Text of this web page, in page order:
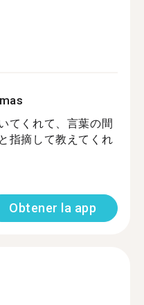
てくれて、言葉の間
指摘して教えてくれ
Obtener la app